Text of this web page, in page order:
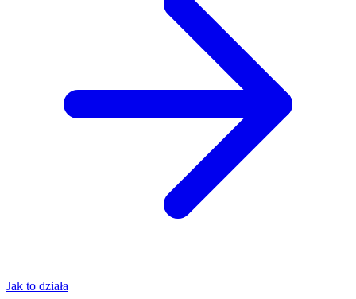
Jak to działa